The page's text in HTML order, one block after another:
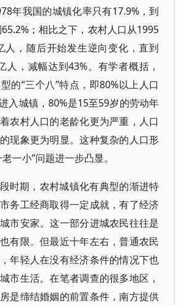
年我国的城镇化率只有17.9%，到
；相比之下，农村人口从1995
人，随后开始发生逆向变化，直到
人，减幅达到43%。有学者概括，
的“三个八”特点，即80%以上人口
入城镇，80%是15至59岁的劳动年
农村人口的老龄化更为严重，人口
现象更为明显。这种复杂的人口形
一小”问题进一步凸显。
时期，农村城镇化有典型的渐进特
务工经商取得一定成就，有了经济
市安家。这一部分进城农民往往是
有限。但最近十年左右，普通农民
年轻人在没有经济条件的情况下也
市生活。在笔者调查的很多地区，
是缔结婚姻的前置条件，南方提供